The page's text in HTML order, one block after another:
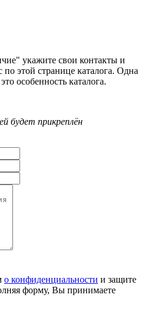
укажите свои контакты и
по этой странице каталога. Одна
особенность каталога.
будет прикреплён
о конфиденциальности и защите
форму, Вы принимаете